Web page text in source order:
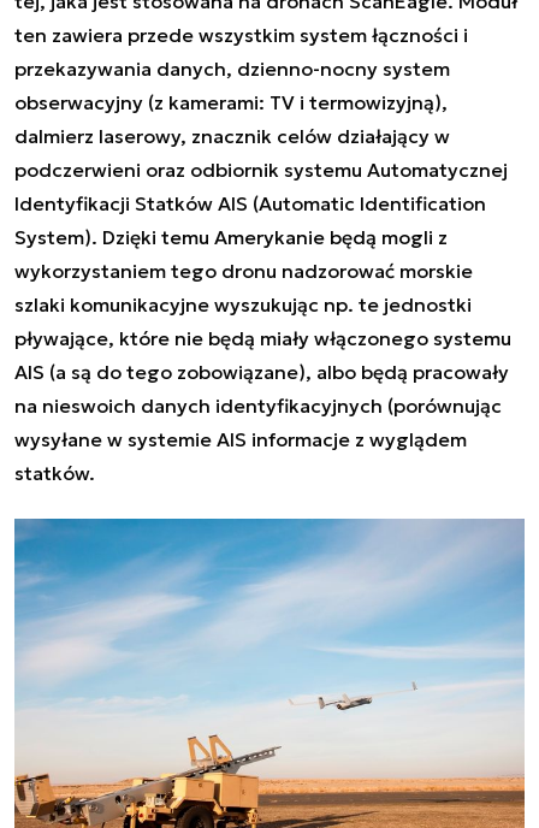
ten zawiera przede wszystkim system łączności i
przekazywania danych, dzienno-nocny system
obserwacyjny (z kamerami: TV i termowizyjną),
dalmierz laserowy, znacznik celów działający w
podczerwieni oraz odbiornik systemu Automatycznej
Identyfikacji Statków AIS (Automatic Identification
System). Dzięki temu Amerykanie będą mogli z
wykorzystaniem tego dronu nadzorować morskie
szlaki komunikacyjne wyszukując np. te jednostki
pływające, które nie będą miały włączonego systemu
AIS (a są do tego zobowiązane), albo będą pracowały
na nieswoich danych identyfikacyjnych (porównując
wysyłane w systemie AIS informacje z wyglądem
statków.